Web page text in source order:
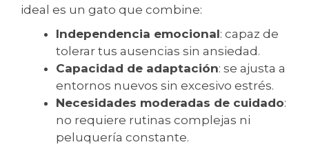
ideal es un gato que combine:
Independencia emocional: capaz de
tolerar tus ausencias sin ansiedad.
Capacidad de adaptación: se ajusta a
entornos nuevos sin excesivo estrés.
Necesidades moderadas de cuidado:
no requiere rutinas complejas ni
peluquería constante.